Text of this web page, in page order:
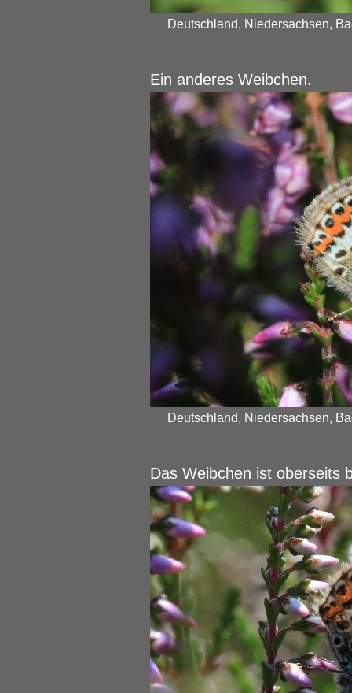
Deutschland, Niedersachsen,
Ein anderes Weibchen.
Deutschland, Niedersachsen,
Das Weibchen ist oberseits